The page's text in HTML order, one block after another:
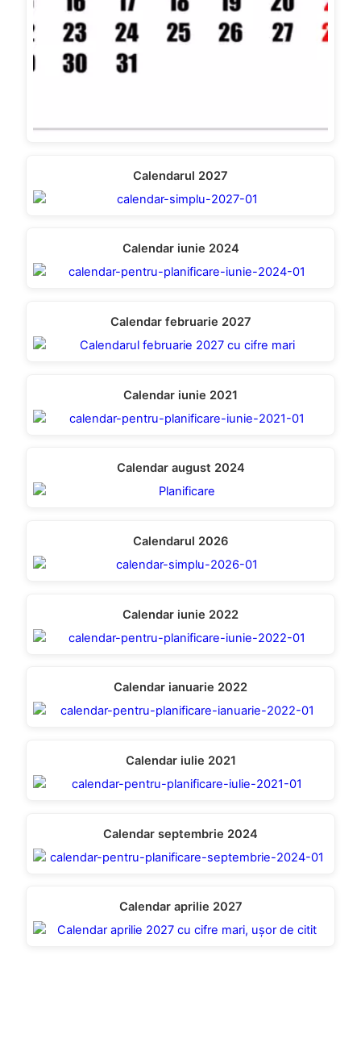
Calendarul 2027
Calendar iunie 2024
Calendar februarie 2027
Calendar iunie 2021
Calendar august 2024
Calendarul 2026
Calendar iunie 2022
Calendar ianuarie 2022
Calendar iulie 2021
Calendar septembrie 2024
Calendar aprilie 2027